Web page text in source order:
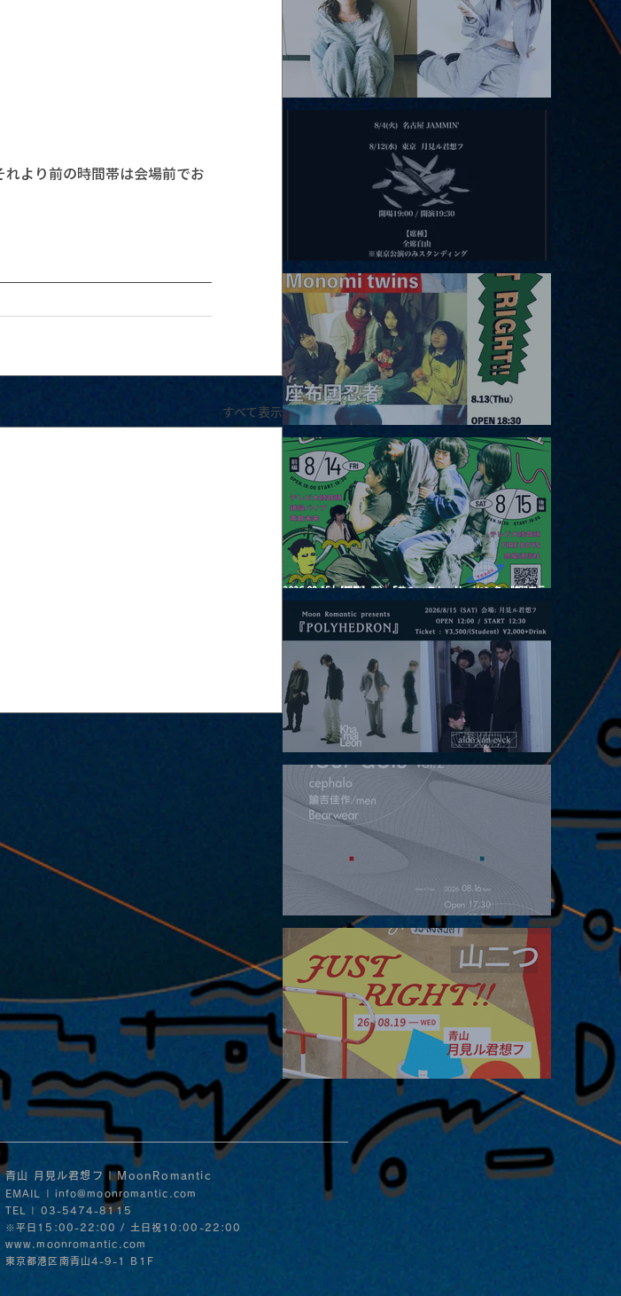
より前の時間帯は会場前でお
すべて表示
Channel1周年記念Live
2026.08.12 |【観覧】田澤孝介 ソロワンマン 「Ballad Box 2026」
2026.08.13 |【観覧】JUST RIGHT!! vol.26
2026.08.15 |【観覧】夜）『巷のmyストーリー/センター"訳"フラ
ッシュ⚡️後編』
2026.08.15 |【観覧】昼）月見ルpre.『POLYHEDRON』
2026.08.16 |【観覧】夜）four dots vol.2
2026.08.19 |【観覧】JUST RIGHT!! vol.27
青山 月見ル君想フ | MoonRomantic
EMAIL |
info@moonromantic.com
TEL | 03-5474-8115
※平日15:00-22:00 / 土日祝10:00-22:00
www.moonromantic.com
​東京都港区南青山4-9-1 B1F